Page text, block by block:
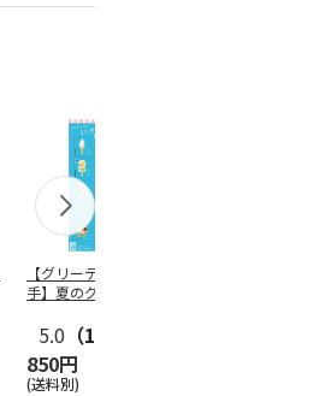
【グリーティング切
手】夏のグリーティ
5.0 （10）
850円
(送料別)